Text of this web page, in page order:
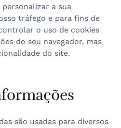
a sua
tráfego e para fins de
o uso de cookies
do seu navegador, mas
do site.
são usadas para diversos